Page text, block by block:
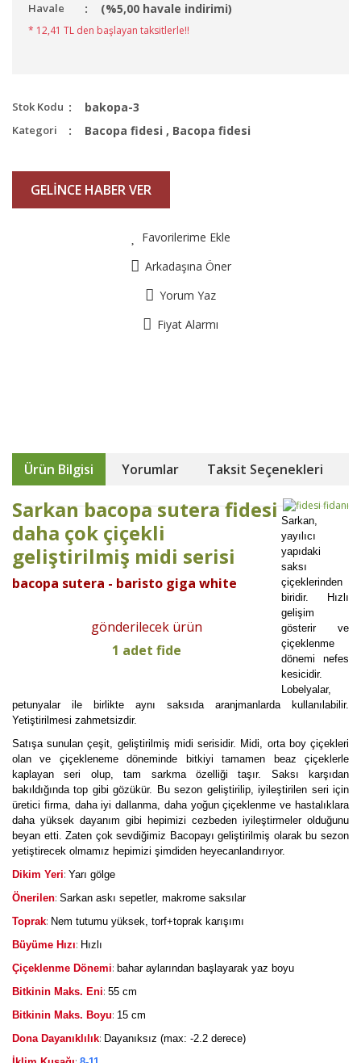
Havale (%5,00 havale indirimi)
* 12,41 TL den başlayan taksitlerle!!
Stok Kodu bakopa-3
Kategori Bacopa fidesi , Bacopa fidesi
GELİNCE HABER VER
Favorilerime Ekle
Arkadaşına Öner
Yorum Yaz
Fiyat Alarmı
Ürün Bilgisi Yorumlar Taksit Seçenekleri
Sarkan bacopa sutera fidesi
daha çok çiçekli
geliştirilmiş midi serisi
bacopa sutera - baristo giga white
gönderilecek ürün
1 adet fide
Sarkan,
yayılıcı
yapıdaki
saksı
çiçeklerinden
biridir. Hızlı
gelişim
gösterir ve
çiçeklenme
dönemi nefes
kesicidir.
Lobelyalar,
petunyalar ile birlikte aynı saksıda aranjmanlarda kullanılabilir.
Yetiştirilmesi zahmetsizdir.
Satışa sunulan çeşit, geliştirilmiş midi serisidir. Midi, orta boy çiçekleri
olan ve çiçekleneme döneminde bitkiyi tamamen beaz çiçeklerle
kaplayan seri olup, tam sarkma özelliği taşır. Saksı karşıdan
bakıldığında top gibi gözükür. Bu sezon geliştirilip, iyileştirilen seri için
üretici firma, daha iyi dallanma, daha yoğun çiçeklenme ve hastalıklara
daha yüksek dayanım gibi hepimizi cezbeden iyileştirmeler olduğunu
beyan etti. Zaten çok sevdiğimiz Bacopayı geliştirilmiş olarak bu sezon
yetiştirecek olmamız hepimizi şimdiden heyecanlandırıyor.
Dikim Yeri: Yarı gölge
Önerilen: Sarkan askı sepetler, makrome saksılar
Toprak: Nem tutumu yüksek, torf+toprak karışımı
Büyüme Hızı: Hızlı
Çiçeklenme Dönemi: bahar aylarından başlayarak yaz boyu
Bitkinin Maks. Eni: 55 cm
Bitkinin Maks. Boyu: 15 cm
Dona Dayanıklılık: Dayanıksız (max: -2.2 derece)